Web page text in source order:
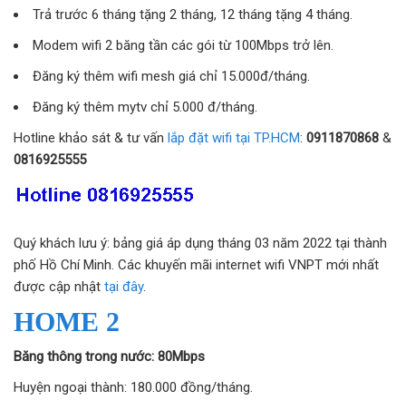
Trả trước 6 tháng tặng 2 tháng, 12 tháng tặng 4 tháng.
Modem wifi 2 băng tần các gói từ 100Mbps trở lên.
Đăng ký thêm wifi mesh giá chỉ 15.000đ/tháng.
Đăng ký thêm mytv chỉ 5.000 đ/tháng.
Hotline khảo sát & tư vấn lắp đặt wifi tại TP.HCM: 0911870868 &
0816925555
Quý khách lưu ý: bảng giá áp dụng tháng 03 năm 2022 tại thành
phố Hồ Chí Minh. Các khuyến mãi internet wifi VNPT mới nhất
được cập nhật tại đây.
HOME 2
Băng thông trong nước: 80Mbps
Huyện ngoại thành: 180.000 đồng/tháng.